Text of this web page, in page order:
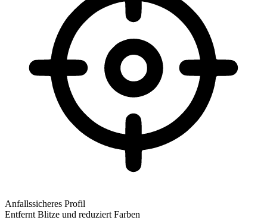
Anfallssicheres Profil
Entfernt Blitze und reduziert Farben